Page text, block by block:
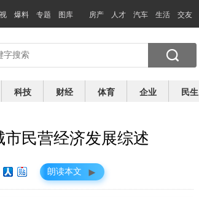
爆料 专题 图库 房产 人才 汽车 生活 交友
科技 财经 体育 企业 民生
民营经济发展综述
朗读本文 ►